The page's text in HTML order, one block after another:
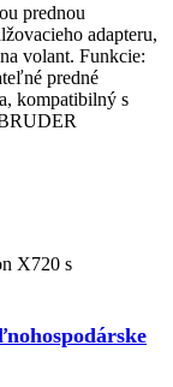
prednou
adapteru,
volant. Funkcie:
predné
kompatibilný s
X720 s